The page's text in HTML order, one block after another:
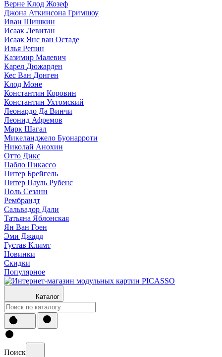
Верне Клод Жозеф
Джона Аткинсона Гримшоу
Иван Шишкин
Исаак Левитан
Исаак Янс ван Остаде
Илья Репин
Казимир Малевич
Карел Дюжарден
Кес Ван Донген
Клод Моне
Константин Коровин
Константин Ухтомский
Леонардо Да Винчи
Леонид Афремов
Марк Шагал
Микеланджело Буонарроти
Николай Анохин
Отто Дикс
Пабло Пикассо
Питер Брейгель
Питер Пауль Рубенс
Поль Сезанн
Рембрандт
Сальвадор Дали
Татьяна Яблонская
Ян Ван Гоен
Эми Джадд
Густав Климт
Новинки
Скидки
Популярное
Каталог
Поиск